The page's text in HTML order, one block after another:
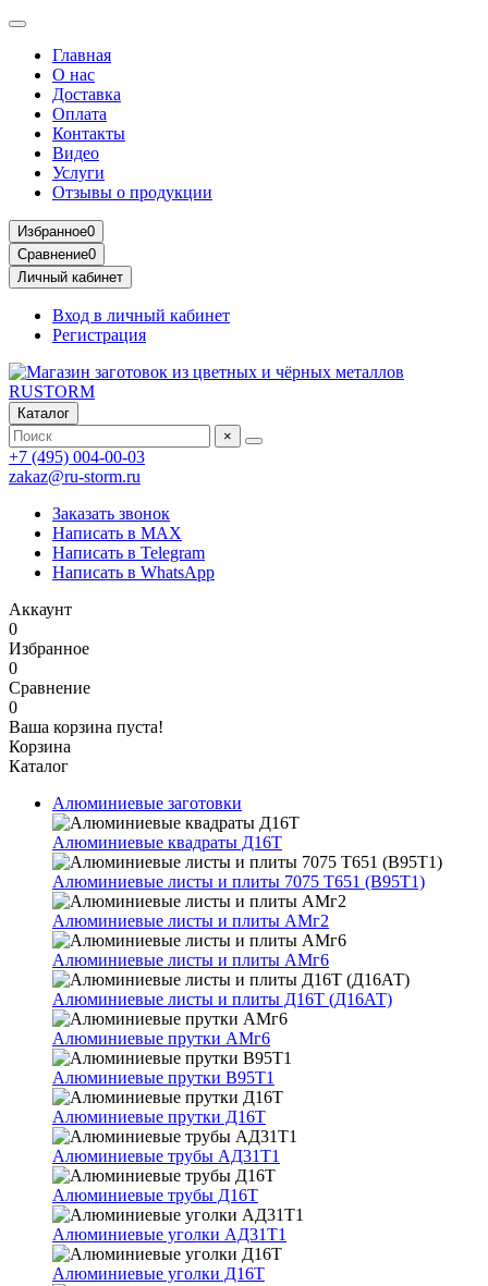
Главная
О нас
Доставка
Оплата
Контакты
Видео
Услуги
Отзывы о продукции
Избранное0
Сравнение0
Личный кабинет
Вход в личный кабинет
Регистрация
Каталог
×
+7 (495) 004-00-03
zakaz@ru-storm.ru
Заказать звонок
Написать в MAX
Написать в Telegram
Написать в WhatsApp
Аккаунт
0
Избранное
0
Сравнение
0
Ваша корзина пуста!
Корзина
Каталог
Алюминиевые заготовки
Алюминиевые квадраты Д16Т
Алюминиевые листы и плиты 7075 Т651 (В95Т1)
Алюминиевые листы и плиты АМг2
Алюминиевые листы и плиты АМг6
Алюминиевые листы и плиты Д16Т (Д16АТ)
Алюминиевые прутки АМг6
Алюминиевые прутки В95Т1
Алюминиевые прутки Д16Т
Алюминиевые трубы АД31Т1
Алюминиевые трубы Д16Т
Алюминиевые уголки АД31Т1
Алюминиевые уголки Д16Т